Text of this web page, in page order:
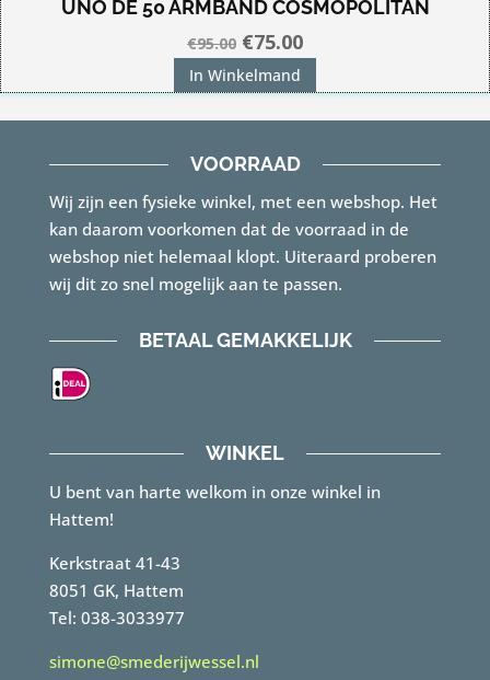
UNO DE 50 ARMBAND COSMOPOLITAN
€95.00 Oorspronkelijke
prijs
was:
€95.00.
€75.00Huidige
is:
€75.00.
In Winkelmand
VOORRAAD
Wij zijn een fysieke winkel, met een webshop. Het
kan daarom voorkomen dat de voorraad in de
webshop niet helemaal klopt. Uiteraard proberen
wij dit zo snel mogelijk aan te passen.
BETAAL GEMAKKELIJK
WINKEL
U bent van harte welkom in onze winkel in
Hattem!
Kerkstraat 41-43
8051 GK, Hattem
Tel: 038-3033977
simone@smederijwessel.nl